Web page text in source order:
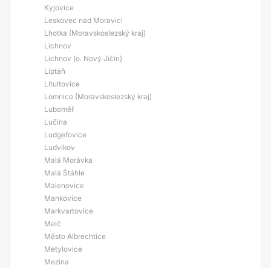
Kyjovice
Leskovec nad Moravicí
Lhotka (Moravskoslezský kraj)
Lichnov
Lichnov (o. Nový Jičín)
Liptaň
Litultovice
Lomnice (Moravskoslezský kraj)
Luboměř
Lučina
Ludgeřovice
Ludvíkov
Malá Morávka
Malá Štáhle
Malenovice
Mankovice
Markvartovice
Melč
Město Albrechtice
Metylovice
Mezina